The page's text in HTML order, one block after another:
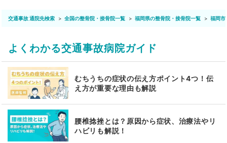
交通事故 通院先検索 全国の整骨院・接骨院一覧 福岡県の整骨院・接骨院一覧 福岡市
よくわかる交通事故病院ガイド
むちうちの症状の伝え方ポイント4つ！伝
え方が重要な理由も解説
腰椎捻挫とは？原因から症状、治療法やリ
ハビリも解説！